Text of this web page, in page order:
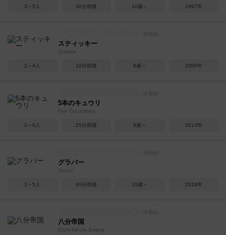
3～5人 30分前後 10歳～ 1997年
スティッキー
Zitternix
2～4人 10分前後 6歳～ 2000年
5本のキュウリ
Five Cucumbers
2～6人 25分前後 8歳～ 2013年
グラバー
Glover
3～5人 60分前後 10歳～ 2018年
八分帝国
Eight-Minute Empire